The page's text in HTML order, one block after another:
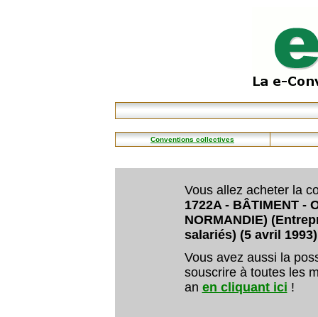
Conventions collectives
Vous allez acheter la
1722A - BÂTIMENT -
NORMANDIE)
salariés) (5 avril 1993)
Vous avez aussi la
souscrire à toutes les
an en cliquant ici !